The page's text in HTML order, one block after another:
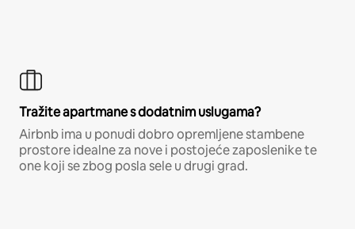
Tražite apartmane s dodatnim uslugama?
Airbnb ima u ponudi dobro opremljene stambene
prostore idealne za nove i postojeće zaposlenike te
one koji se zbog posla sele u drugi grad.